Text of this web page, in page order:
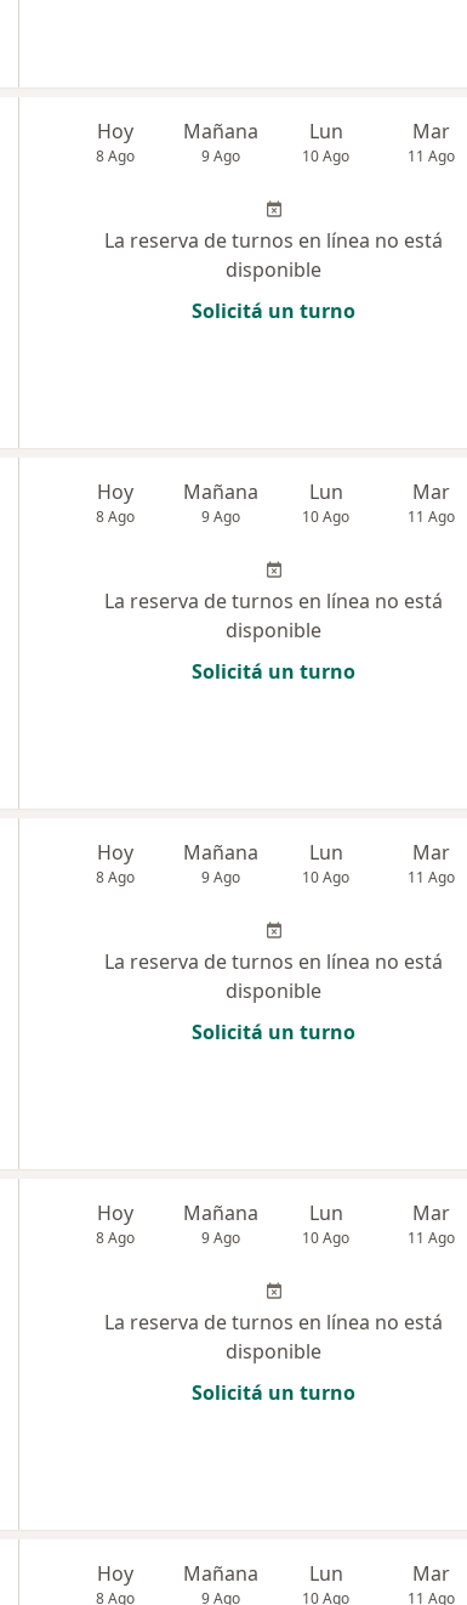
Hoy
8 Ago
Mañana
9 Ago
Lun
10 Ago
Mar
11 Ago
La reserva de turnos en línea no está
disponible
Solicitá un turno
Hoy
8 Ago
Mañana
9 Ago
Lun
10 Ago
Mar
11 Ago
La reserva de turnos en línea no está
disponible
Solicitá un turno
Hoy
8 Ago
Mañana
9 Ago
Lun
10 Ago
Mar
11 Ago
La reserva de turnos en línea no está
disponible
Solicitá un turno
Hoy
8 Ago
Mañana
9 Ago
Lun
10 Ago
Mar
11 Ago
La reserva de turnos en línea no está
disponible
Solicitá un turno
Hoy
8 Ago
Mañana
9 Ago
Lun
10 Ago
Mar
11 Ago